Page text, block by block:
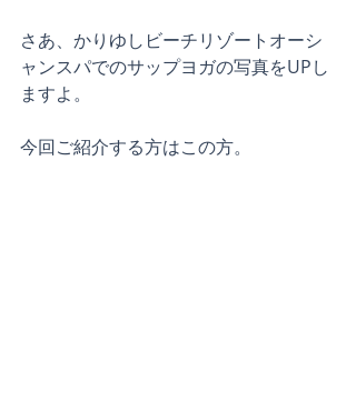
さあ、かりゆしビーチリゾートオーシ
ャンスパでのサップヨガの写真をUPし
ますよ。
今回ご紹介する方はこの方。